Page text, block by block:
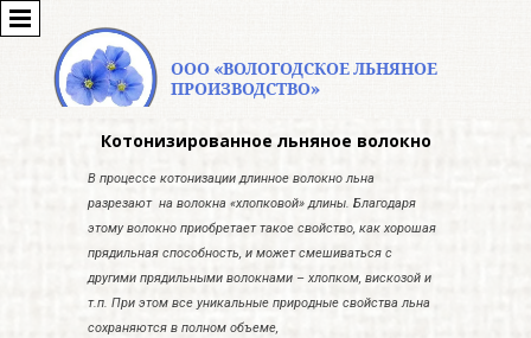
ООО «ВОЛОГОДСКОЕ ЛЬНЯНОЕ
ПРОИЗВОДСТВО»
Котонизированное льняное волокно
В процессе котонизации длинное волокно льна
разрезают на волокна «хлопковой» длины. Благодаря
этому волокно приобретает такое свойство, как хорошая
прядильная способность, и может смешиваться с
другими прядильными волокнами – хлопком, вискозой и
т.п. При этом все уникальные природные свойства льна
сохраняются в полном объеме,